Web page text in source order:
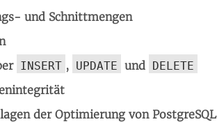
und Schnittmengen
INSERT , UPDATE und DELETE
der Optimierung von PostgreSQL